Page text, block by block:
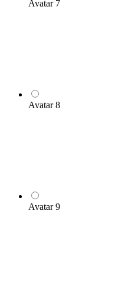
Avatar 7
Avatar 8
Avatar 9